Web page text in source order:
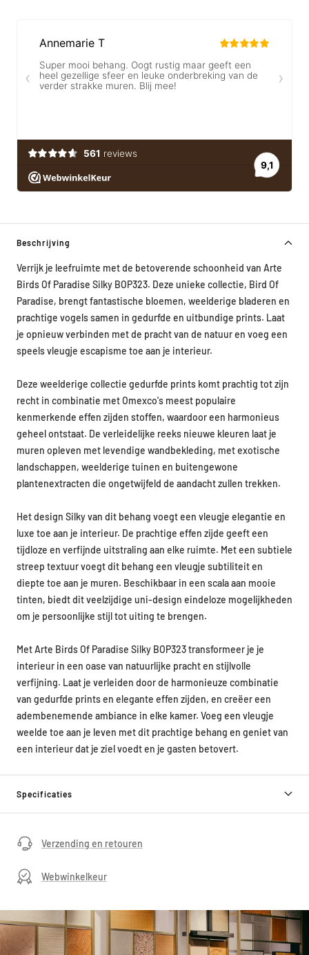
Beschrijving
Verrijk je leefruimte met de betoverende schoonheid van Arte
Birds Of Paradise Silky BOP323. Deze unieke collectie, Bird Of
Paradise, brengt fantastische bloemen, weelderige bladeren en
prachtige vogels samen in gedurfde en uitbundige prints. Laat
je opnieuw verbinden met de pracht van de natuur en voeg een
speels vleugje escapisme toe aan je interieur.
Deze weelderige collectie gedurfde prints komt prachtig tot zijn
recht in combinatie met Omexco's meest populaire
kenmerkende effen zijden stoffen, waardoor een harmonieus
geheel ontstaat. De verleidelijke reeks nieuwe kleuren laat je
muren opleven met levendige wandbekleding, met exotische
landschappen, weelderige tuinen en buitengewone
plantenextracten die ongetwijfeld de aandacht zullen trekken.
Het design Silky van dit behang voegt een vleugje elegantie en
luxe toe aan je interieur. De prachtige effen zijde geeft een
tijdloze en verfijnde uitstraling aan elke ruimte. Met een subtiele
streep textuur voegt dit behang een vleugje subtiliteit en
diepte toe aan je muren. Beschikbaar in een scala aan mooie
tinten, biedt dit veelzijdige uni-design eindeloze mogelijkheden
om je persoonlijke stijl tot uiting te brengen.
Met Arte Birds Of Paradise Silky BOP323 transformeer je je
interieur in een oase van natuurlijke pracht en stijlvolle
verfijning. Laat je verleiden door de harmonieuze combinatie
van gedurfde prints en elegante effen zijden, en creëer een
adembenemende ambiance in elke kamer. Voeg een vleugje
weelde toe aan je leven met dit prachtige behang en geniet van
een interieur dat je ziel voedt en je gasten betovert.
Specificaties
Verzending en retouren
Webwinkelkeur